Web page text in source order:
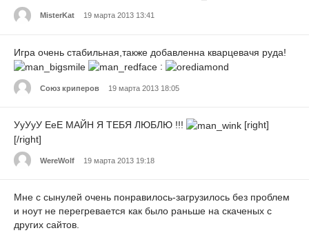
MisterKat 19 марта 2013 13:41
Игра очень стабильная,также добавленна кварцевачя руда!
:
Союз криперов 19 марта 2013 18:05
УуУуУ ЕеЕ МАЙН Я ТЕБЯ ЛЮБЛЮ !!!
[right]
[/right]
WereWolf 19 марта 2013 19:18
Мне с сынулей очень понравилось-загрузилось без проблем
и ноут не перегревается как было раньше на скаченых с
других сайтов.